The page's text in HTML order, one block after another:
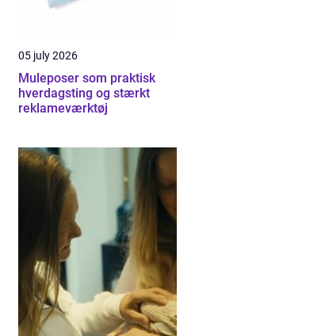
05 july 2026
Muleposer som praktisk
hverdagsting og stærkt
reklameværktøj